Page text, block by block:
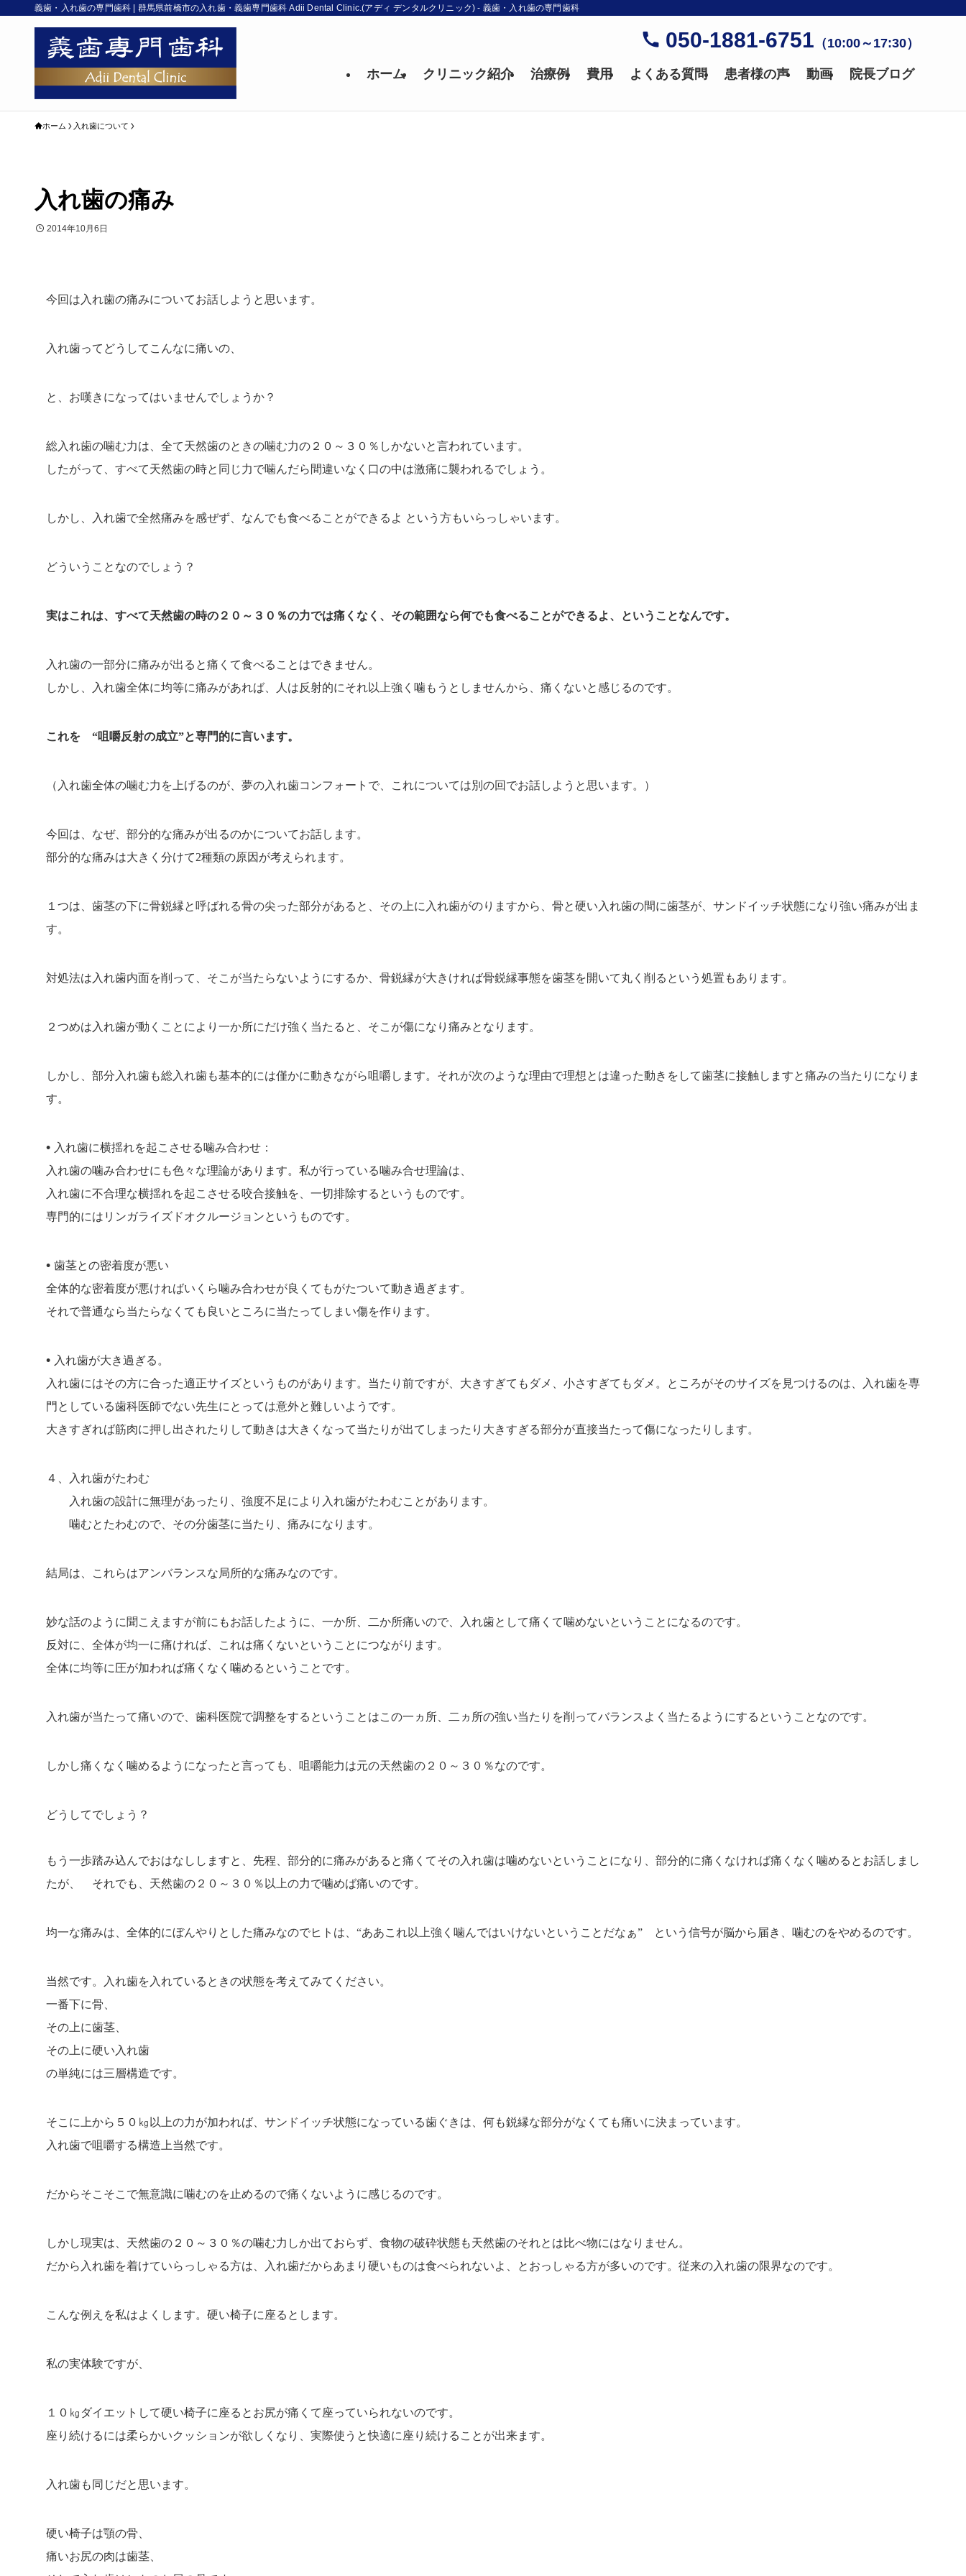
義歯・入れ歯の専門歯科 | 群馬県前橋市の入れ歯・義歯専門歯科 Adii Dental Clinic.(アディ デンタルクリニック) - 義歯・入れ歯の専門歯科
ホーム クリニック紹介 治療例 費用 よくある質問 患者様の声 動画 院長ブログ
050-1881-6751 （10:00～17:30）
ホーム 入れ歯について
入れ歯の痛み
2014年10月6日
今回は入れ歯の痛みについてお話しようと思います。
入れ歯ってどうしてこんなに痛いの、
と、お嘆きになってはいませんでしょうか？
総入れ歯の噛む力は、全て天然歯のときの噛む力の２０～３０％しかないと言われています。
したがって、すべて天然歯の時と同じ力で噛んだら間違いなく口の中は激痛に襲われるでしょう。
しかし、入れ歯で全然痛みを感ぜず、なんでも食べることができるよ という方もいらっしゃいます。
どういうことなのでしょう？
実はこれは、すべて天然歯の時の２０～３０％の力では痛くなく、 その範囲なら何でも食べることができるよ、ということなんです。
入れ歯の一部分に痛みが出ると痛くて食べることはできません。
しかし、入れ歯全体に均等に痛みがあれば、人は反射的にそれ以上強く噛もうと しませんから、痛くないと感じるのです。
これを “咀嚼反射の成立”と専門的に言います。
（入れ歯全体の噛む力を上げるのが、夢の入れ歯コンフォートで、これについては別の回でお話しようと思います。）
今回は、なぜ、部分的な痛みが出るのかについてお話します。
部分的な痛みは大きく分けて2種類の原因が考えられます。
１つは、歯茎の下に骨鋭縁と呼ばれる骨の尖った部分があると、その上に入れ歯がのり ますから、骨と硬い入れ歯の間に歯茎が、サンドイッチ状態になり強い痛みが出ま
す。
対処法は入れ歯内面を削って、そこが当たらないようにするか、骨鋭縁が大きければ骨鋭縁事態を歯茎を開いて丸く削るという処置もあります。
２つめは入れ歯が動くことにより一か所にだけ強く当たると、 そこが傷になり痛みとなります。
しかし、部分入れ歯も総入れ歯も基本的には僅かに動きながら咀嚼します。それが次のような理由で理想とは違った動きをして歯茎に接触しますと痛みの当たりになりま
す。
• 入れ歯に横揺れを起こさせる噛み合わせ：
入れ歯の噛み合わせにも色々な理論があります。私が行っている噛み合せ理論は、
入れ歯に不合理な横揺れを起こさせる咬合接触を、一切排除するというものです。
専門的にはリンガライズドオクルージョンというものです。
• 歯茎との密着度が悪い
全体的な密着度が悪ければいくら噛み合わせが良くてもがたついて動き過ぎます。
それで普通なら当たらなくても良いところに当たってしまい傷を作ります。
• 入れ歯が大き過ぎる。
入れ歯にはその方に合った適正サイズというものがあります。当たり前ですが、 大きすぎてもダメ、小さすぎてもダメ。ところがそのサイズを見つけるのは、
入れ歯を専
門としている歯科医師でない先生にとっては意外と難しいようです。
大きすぎれば筋肉に押し出されたりして動きは大きくなって当たりが出てしまったり 大きすぎる部分が直接当たって傷になったりします。
４、入れ歯がたわむ
入れ歯の設計に無理があったり、強度不足により入れ歯がたわむことがあります。
噛むとたわむので、その分歯茎に当たり、痛みになります。
結局は、これらはアンバランスな局所的な痛みなのです。
妙な話のように聞こえますが前にもお話したように、 一か所、二か所痛いので、入れ歯として痛くて噛めないということになるのです。
反対に、全体が均一に痛ければ、これは痛くないということにつながります。
全体に均等に圧が加われば痛くなく噛めるということです。
入れ歯が当たって痛いので、歯科医院で調整をするということはこの一ヵ所、二ヵ所の強い当たりを削ってバランスよく当たるようにするということなのです。
しかし痛くなく噛めるようになったと言っても、 咀嚼能力は元の天然歯の２０～３０％なのです。
どうしてでしょう？
もう一歩踏み込んでおはなししますと、先程、部分的に痛みがあると痛くてその入れ歯は噛めないということになり、部分的に痛くなければ痛くなく噛めるとお話しまし
たが、 それでも、天然歯の２０～３０％以上の力で噛めば痛いのです。
均一な痛みは、全体的にぼんやりとした痛みなのでヒトは、“ああこれ以上強く噛んではいけないということだなぁ” という信号が脳から届き、 噛むのをやめるのです。
当然です。入れ歯を入れているときの状態を考えてみてください。
一番下に骨、
その上に歯茎、
その上に硬い入れ歯
の単純には三層構造です。
そこに上から５０㎏以上の力が加われば、サンドイッチ状態になっている歯ぐきは、何も鋭縁な部分がなくても痛いに決まっています。
入れ歯で咀嚼する構造上当然です。
だからそこそこで無意識に噛むのを止めるので痛くないように感じるのです。
しかし現実は、天然歯の２０～３０％の噛む力しか出ておらず、食物の破砕状態も天然歯のそれとは比べ物にはなりません。
だから入れ歯を着けていらっしゃる方は、入れ歯だからあまり硬いものは食べられないよ、
とおっしゃる方が多いのです。従来の入れ歯の限界なのです。
こんな例えを私はよくします。硬い椅子に座るとします。
私の実体験ですが、
１０㎏ダイエットして硬い椅子に座るとお尻が痛くて座っていられないのです。
座り続けるには柔らかいクッションが欲しくなり、 実際使うと快適に座り続けることが出来ます。
入れ歯も同じだと思います。
硬い椅子は顎の骨、
痛いお尻の肉は歯茎、